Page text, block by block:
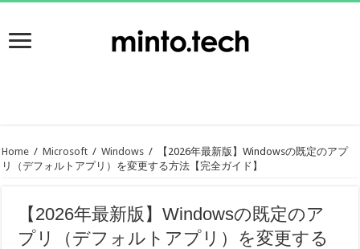
Home / Microsoft / Windows /
【2026年最新版】Windowsの既定のアプ
リ（デフォルトアプリ）を変更する方法【完全ガイド】
【2026年最新版】Windowsの既定のア
プリ（デフォルトアプリ）を変更する